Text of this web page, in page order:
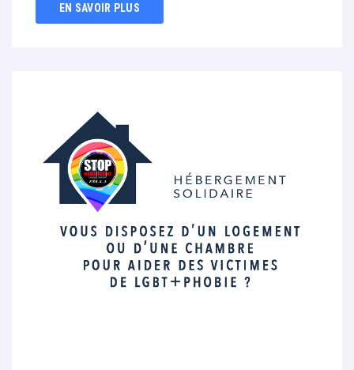
EN SAVOIR PLUS